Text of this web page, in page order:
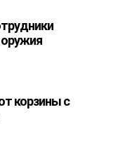
корзины с